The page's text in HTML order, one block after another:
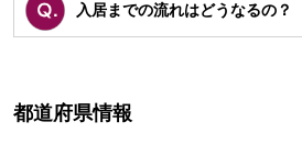
入居までの流れはどうなるの？
都道府県情報